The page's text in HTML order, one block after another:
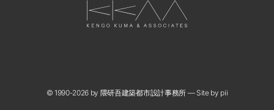
© 1990-2026 by 隈研吾建築都市設計事務所— Site by pii